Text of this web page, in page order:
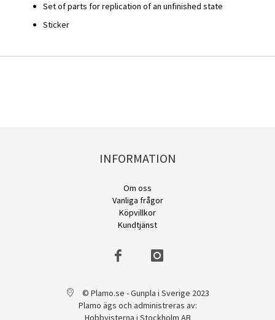
Set of parts for replication of an unfinished state
Sticker
INFORMATION
Om oss
Vanliga frågor
Köpvillkor
Kundtjänst
© Plamo.se - Gunpla i Sverige 2023
Plamo ägs och administreras av:
Hobbyisterna i Stockholm AB